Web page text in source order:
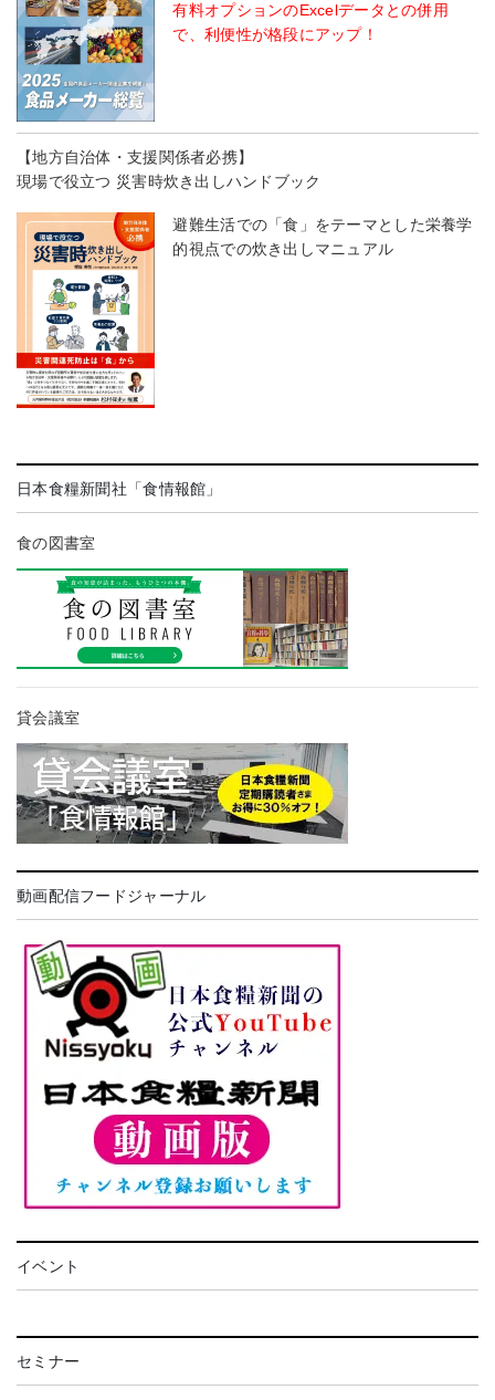
有料オプションのExcelデータとの併用
で、利便性が格段にアップ！
【地方自治体・支援関係者必携】
現場で役立つ 災害時炊き出しハンドブック
避難生活での「食」をテーマとした栄養学
的視点での炊き出しマニュアル
日本食糧新聞社「食情報館」
食の図書室
貸会議室
動画配信フードジャーナル
イベント
セミナー